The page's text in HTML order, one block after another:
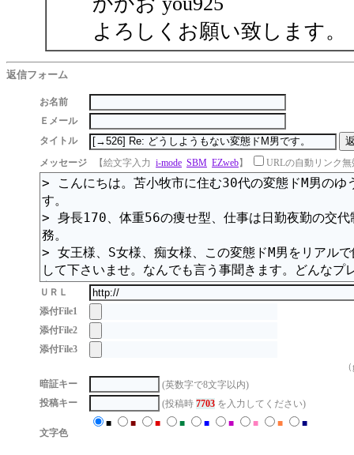
よろしくお願い致します。
返信フォーム
お名前
Ｅメール
タイトル
メッセージ
【絵文字入力 i-mode SBM EZweb】 URLの自動リンク無
ＵＲＬ
添付File1
添付File2
添付File3
暗証キー
(英数字で8文字以内)
投稿キー
(投稿時 7703 を入力してください)
文字色
■ ■ ■ ■ ■ ■ ■ ■ ■